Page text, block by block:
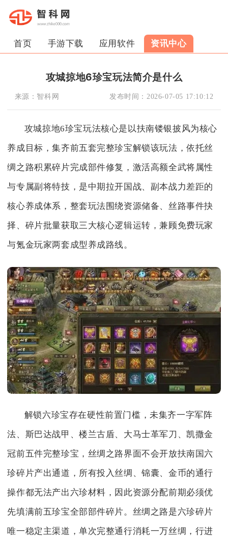
首页 手游下载 应用软件 资讯中心
攻城掠地6珍宝玩法简介是什么
来源： 智科网 发布时间： 2026-07-05 17:10:12
攻城掠地6珍宝玩法核心是以扶南镂银披风为核心
养成目标，集齐前五套完整珍宝解锁该玩法，依托丝
绸之路积累碎片完成部件修复，激活高额全武将属性
与专属副将特技，是中期拉开国战、副本战力差距的
核心养成体系，整套玩法围绕资源储备、丝路事件抉
择、碎片批量获取三大核心逻辑运转，兼顾免费玩家
与氪金玩家两套成型养成路线。
解锁六珍宝存在硬性前置门槛，未集齐一字军阵
法、斯巴达战甲、楼兰古盾、大马士革军刀、凯撒金
冠前五件完整珍宝，丝绸之路界面不会开放扶南国六
珍碎片产出通道，所有投入丝绸、锦囊、金币的通行
操作都无法产出六珍材料，因此资源分配前期必须优
先填满前五珍宝全部部件碎片。丝绸之路是六珍碎片
唯一稳定主渠道，单次完整通行消耗一万丝绸，行进